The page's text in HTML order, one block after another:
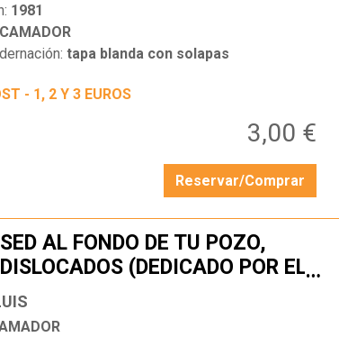
1981
tapa blanda con solapas
- 1, 2 Y 3 EUROS
3,00 €
Reservar/Comprar
AL FONDO DE TU POZO,
(DEDICADO POR EL…